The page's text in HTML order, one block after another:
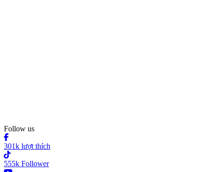
Follow us
301k lượt thích
555k Follower